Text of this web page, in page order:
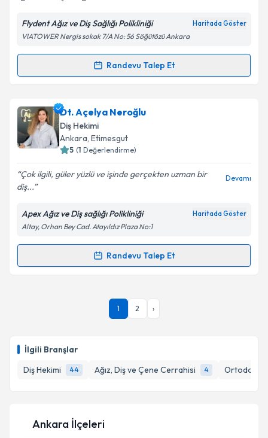
İlgili Branşlar
Diş Hekimi
44 Ağız, Diş ve Çene Cerrahisi 4 Ortodonti
Kişisel verilerimin işlenmesine ilişkin
Aydınlatma
Metni'ni okudum ve kişisel verilerimin belirtilen
kapsamda işlenmesini kabul ediyorum.
Flydent Ağız ve Diş Sağlığı Polikliniği Haritada Göster
VIATOWER Nergis sokak 7/A No: 56 Söğütözü Ankara
Randevu Talep Et
Randevu Takvimi Talebi
Dr. Dt. Gökalp Turan Karaman
talebi oluşturun. Size bu uzmandan randevu almanız
için bir takvim hazırlandığında e-posta ile
bilgilendireceğiz.
E-posta Adresiniz
Kişisel verilerimin işlenmesine ilişkin
Metni'ni okudum ve kişisel verilerimin belirtilen
kapsamda işlenmesini kabul ediyorum.
Dt. Açelya Neroğlu
Diş Hekimi
Ankara, Etimesgut
5 (1 Değerlendirme)
Çok ilgili, güler yüzlü ve işinde gerçekten uzman bir
diş...
Devamı
Apex Ağız ve Diş sağlığı Polikliniği Haritada Göster
Altay, Orhan Bey Cad. Atayıldız Plaza No:1
Randevu Talep Et
Randevu Takvimi Talebi
Dt. Açelya Neroğluiçin randevu takvimi talebi
oluşturun. Size bu uzmandan randevu almanız için bir
E-posta Adresiniz
Metni'ni okudum ve kişisel verilerimin belirtilen
kapsamda işlenmesini kabul ediyorum.
1 2 ›
Ankara İlçeleri